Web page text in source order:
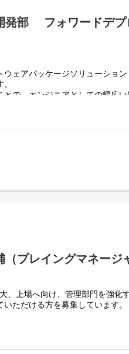
り
携わるため、自分の設計が現場
まシステム設計の質に直結。
解決/課題達成のためのソリュー
ための引き継ぎ、社内他部門・
深耕を通じたアップセル・クロ
：ITと物流現場の両方に精通し
者：現場の声を製品に反映させ
発部 フォワードデ
ェアパッケージソリューショ
で、エンジニアとしての幅広
や、物流センターの運営管理を
グラウンドを持つ仲間と共に
3), Vuetify, Apache Echarts
Lambda
から導入までを一貫して行い
け込み、実効性のあるDXを実
（プレイングマネージ
、上場へ向け、管理部門を強化
ただける方を募集しています。
く活動頂ける方を求めています
発生することがございます。